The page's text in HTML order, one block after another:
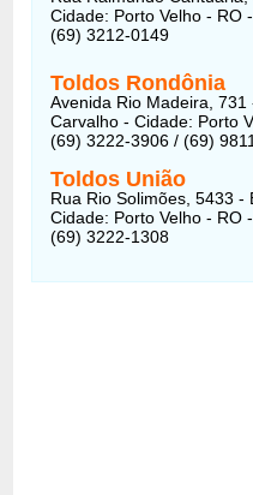
Cidade: Porto Velho - RO
(69) 3212-0149
Toldos Rondônia
Avenida Rio Madeira,
Carvalho - Cidade: Porto
(69) 3222-3906 / (69)
Toldos União
Rua Rio Solimões, 5433 -
Cidade: Porto Velho - RO
(69) 3222-1308